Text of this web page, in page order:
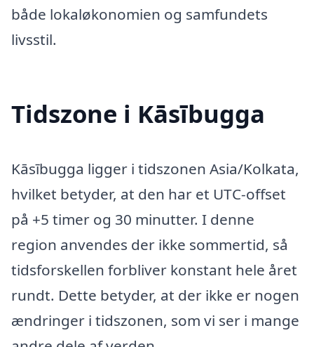
både lokaløkonomien og samfundets
livsstil.
Tidszone i Kāsībugga
Kāsībugga ligger i tidszonen Asia/Kolkata,
hvilket betyder, at den har et UTC-offset
på +5 timer og 30 minutter. I denne
region anvendes der ikke sommertid, så
tidsforskellen forbliver konstant hele året
rundt. Dette betyder, at der ikke er nogen
ændringer i tidszonen, som vi ser i mange